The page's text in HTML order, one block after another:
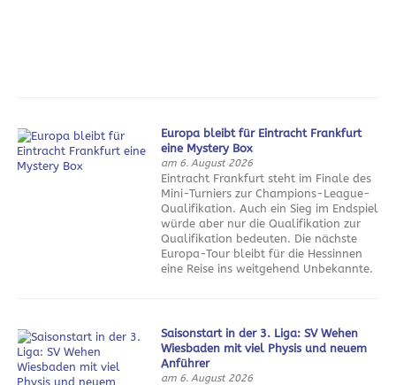
Europa bleibt für Eintracht Frankfurt
eine Mystery Box
am 6. August 2026
Eintracht Frankfurt steht im Finale des
Mini-Turniers zur Champions-League-
Qualifikation. Auch ein Sieg im Endspiel
würde aber nur die Qualifikation zur
Qualifikation bedeuten. Die nächste
Europa-Tour bleibt für die Hessinnen
eine Reise ins weitgehend Unbekannte.
Saisonstart in der 3. Liga: SV Wehen
Wiesbaden mit viel Physis und neuem
Anführer
am 6. August 2026